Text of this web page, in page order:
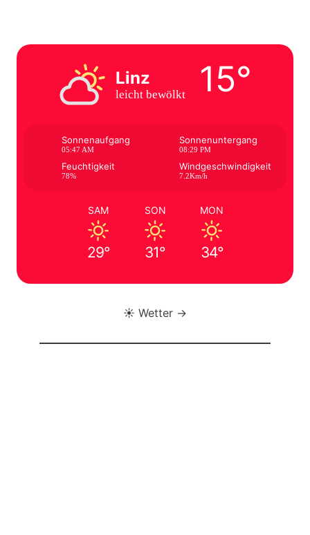
Linz
leicht bewölkt 15°
Sonnenaufgang
05:47 AM
Sonnenuntergang
08:29 PM
Feuchtigkeit
78%
Windgeschwindigkeit
7.2Km/h
SAM
29°
SON
31°
MON
34°
☀️ Wetter →